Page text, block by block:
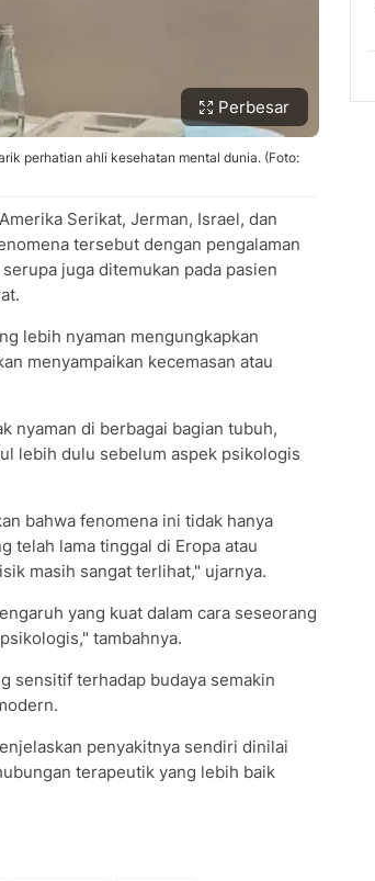
Perbesar
perhatian ahli kesehatan mental dunia. (Foto:
Serikat, Jerman, Israel, dan
tersebut dengan pengalaman
juga ditemukan pada pasien
lebih nyaman mengungkapkan
menyampaikan kecemasan atau
nyaman di berbagai bagian tubuh,
lebih dulu sebelum aspek psikologis
bahwa fenomena ini tidak hanya
telah lama tinggal di Eropa atau
masih sangat terlihat," ujarnya.
yang kuat dalam cara seseorang
tambahnya.
sensitif terhadap budaya semakin
penyakitnya sendiri dinilai
terapeutik yang lebih baik